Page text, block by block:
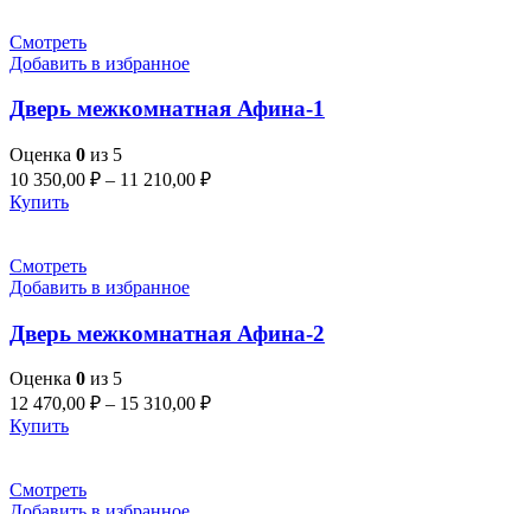
Смотреть
Добавить в избранное
Дверь межкомнатная Афина-1
Оценка 0 из 5
10 350,00 ₽ – 11 210,00 ₽
Купить
Смотреть
Добавить в избранное
Дверь межкомнатная Афина-2
Оценка 0 из 5
12 470,00 ₽ – 15 310,00 ₽
Купить
Смотреть